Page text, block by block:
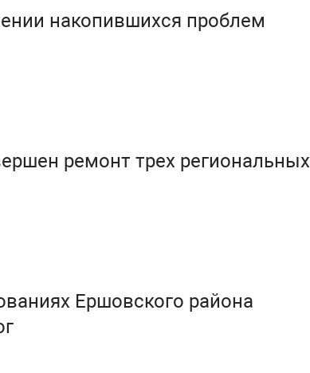
накопившихся проблем
ремонт трех региональных
Ершовского района